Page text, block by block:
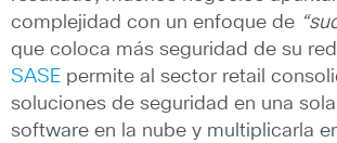
complejidad con un enfoque de
que coloca más seguridad de su
SASE permite al sector retail
soluciones de seguridad en una
software en la nube y multiplicarla